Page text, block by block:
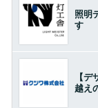
照明
す
【
越え